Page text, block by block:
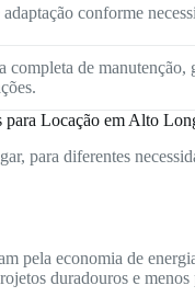
adaptação conforme
completa de
Locação em Alto
para diferentes
pela economia de
duradouros e